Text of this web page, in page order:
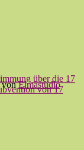
vonElmastudio
über die 17
von 17